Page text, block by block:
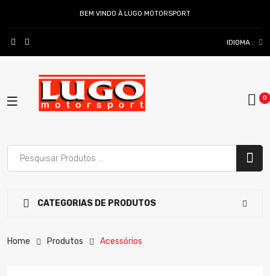
BEM VINDO À LUGO MOTORSPORT
IDIOMA :
CATEGORIAS DE PRODUTOS
Home Produtos Acessórios